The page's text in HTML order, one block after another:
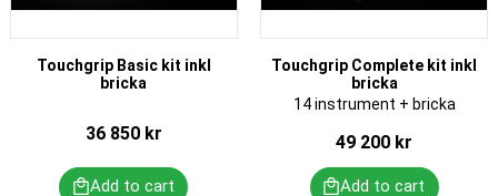
Touchgrip Basic kit inkl
bricka
36 850kr
Touchgrip Complete kit inkl
bricka
14 instrument + bricka
49 200 kr